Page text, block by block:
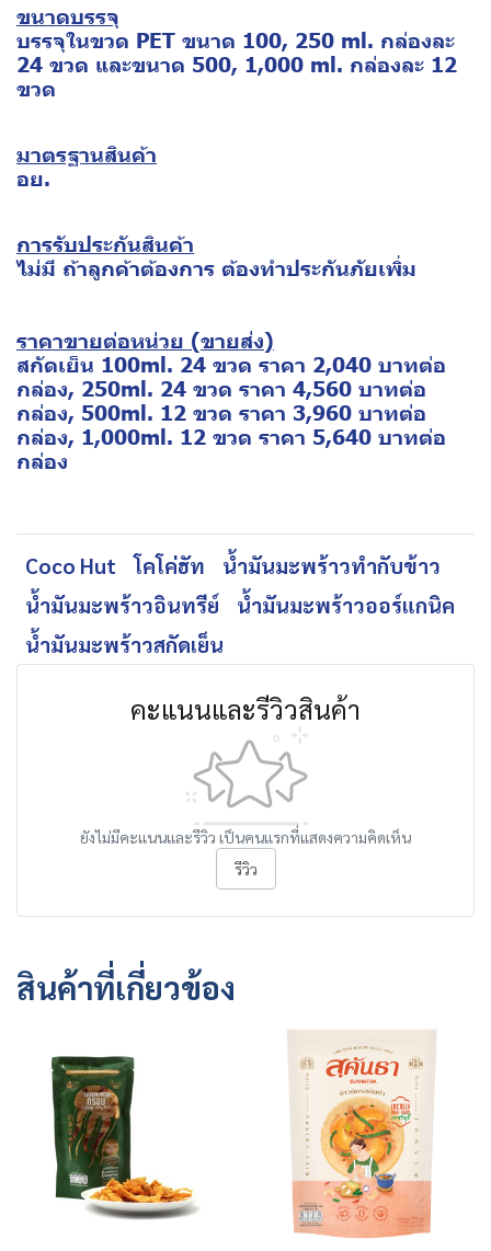
ขนาดบรรจุ
บรรจุในขวด PET ขนาด 100, 250 ml. กล่องละ
24 ขวด และขนาด 500, 1,000 ml. กล่องละ 12
ขวด
มาตรฐานสินค้า
อย.
การรับประกันสินค้า
ไม่มี ถ้าลูกค้าต้องการ ต้องทำประกันภัยเพิ่ม
ราคาขายต่อหน่วย (ขายส่ง)
สกัดเย็น 100ml. 24 ขวด ราคา 2,040 บาทต่อ
กล่อง, 250ml. 24 ขวด ราคา 4,560 บาทต่อ
กล่อง, 500ml. 12 ขวด ราคา 3,960 บาทต่อ
กล่อง, 1,000ml. 12 ขวด ราคา 5,640 บาทต่อ
กล่อง
Coco Hut โคโค่ฮัท
น้ำมันมะพร้าวทำกับข้าว
น้ำมันมะพร้าวอินทรีย์
น้ำมันมะพร้าวออร์แกนิค
น้ำมันมะพร้าวสกัดเย็น
คะแนนและรีวิวสินค้า
ยังไม่มีคะแนนและรีวิว เป็นคนแรกที่แสดงความคิดเห็น
รีวิว
สินค้าที่เกี่ยวข้อง